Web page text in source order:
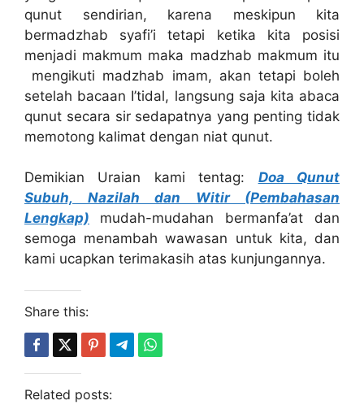
qunut sendirian, karena meskipun kita
bermadzhab syafi’i tetapi ketika kita posisi
menjadi makmum maka madzhab makmum itu
mengikuti madzhab imam, akan tetapi boleh
setelah bacaan I’tidal, langsung saja kita abaca
qunut secara sir sedapatnya yang penting tidak
memotong kalimat dengan niat qunut.
Demikian Uraian kami tentag: Doa Qunut
Subuh, Nazilah dan Witir (Pembahasan
Lengkap)
mudah-mudahan bermanfa’at dan
semoga menambah wawasan untuk kita, dan
kami ucapkan terimakasih atas kunjungannya.
Share this:
Related posts: